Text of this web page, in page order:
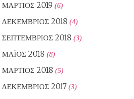
ΜΆΡΤΙΟΣ 2019 (6)
ΔΕΚΈΜΒΡΙΟΣ 2018 (4)
ΣΕΠΤΈΜΒΡΙΟΣ 2018 (3)
ΜΆΙΟΣ 2018 (8)
ΜΆΡΤΙΟΣ 2018 (5)
ΔΕΚΈΜΒΡΙΟΣ 2017 (3)